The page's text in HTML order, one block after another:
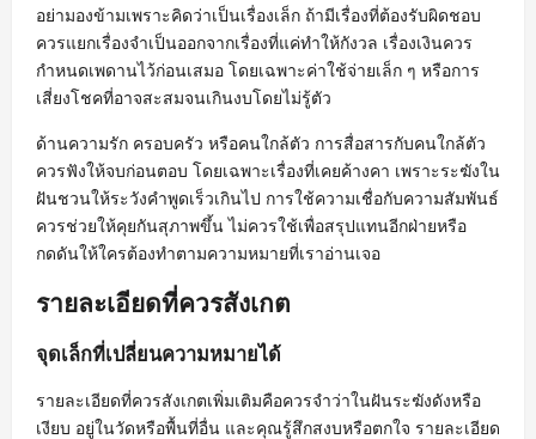
อย่ามองข้ามเพราะคิดว่าเป็นเรื่องเล็ก ถ้ามีเรื่องที่ต้องรับผิดชอบ
ควรแยกเรื่องจำเป็นออกจากเรื่องที่แค่ทำให้กังวล เรื่องเงินควร
กำหนดเพดานไว้ก่อนเสมอ โดยเฉพาะค่าใช้จ่ายเล็ก ๆ หรือการ
เสี่ยงโชคที่อาจสะสมจนเกินงบโดยไม่รู้ตัว
ด้านความรัก ครอบครัว หรือคนใกล้ตัว การสื่อสารกับคนใกล้ตัว
ควรฟังให้จบก่อนตอบ โดยเฉพาะเรื่องที่เคยค้างคา เพราะระฆังใน
ฝันชวนให้ระวังคำพูดเร็วเกินไป การใช้ความเชื่อกับความสัมพันธ์
ควรช่วยให้คุยกันสุภาพขึ้น ไม่ควรใช้เพื่อสรุปแทนอีกฝ่ายหรือ
กดดันให้ใครต้องทำตามความหมายที่เราอ่านเจอ
รายละเอียดที่ควรสังเกต
จุดเล็กที่เปลี่ยนความหมายได้
รายละเอียดที่ควรสังเกตเพิ่มเติมคือควรจำว่าในฝันระฆังดังหรือ
เงียบ อยู่ในวัดหรือพื้นที่อื่น และคุณรู้สึกสงบหรือตกใจ รายละเอียด